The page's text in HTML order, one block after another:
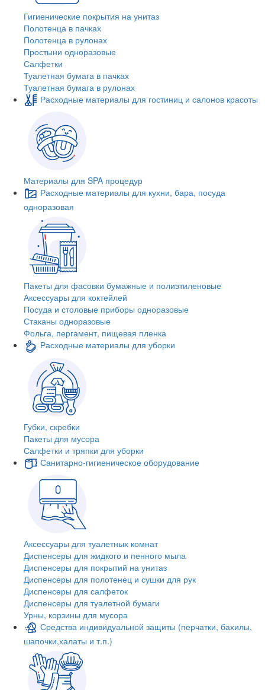
Гигиенические покрытия на унитаз
Полотенца в пачках
Полотенца в рулонах
Простыни одноразовые
Салфетки
Туалетная бумага в пачках
Туалетная бумага в рулонах
Расходные материалы для гостиниц и салонов красоты
Материалы для SPA процедур
Расходные материалы для кухни, бара, посуда
одноразовая
Пакеты для фасовки бумажные и полиэтиленовые
Аксессуары для коктейлей
Посуда и столовые приборы одноразовые
Стаканы одноразовые
Фольга, пергамент, пищевая пленка
Расходные материалы для уборки
Губки, скребки
Пакеты для мусора
Салфетки и тряпки для уборки
Санитарно-гигиеническое оборудование
Аксессуары для туалетных комнат
Диспенсеры для жидкого и пенного мыла
Диспенсеры для покрытий на унитаз
Диспенсеры для полотенец и сушки для рук
Диспенсеры для салфеток
Диспенсеры для туалетной бумаги
Урны, корзины для мусора
Средства индивидуальной защиты (перчатки, бахилы,
шапочки,халаты и т.п.)